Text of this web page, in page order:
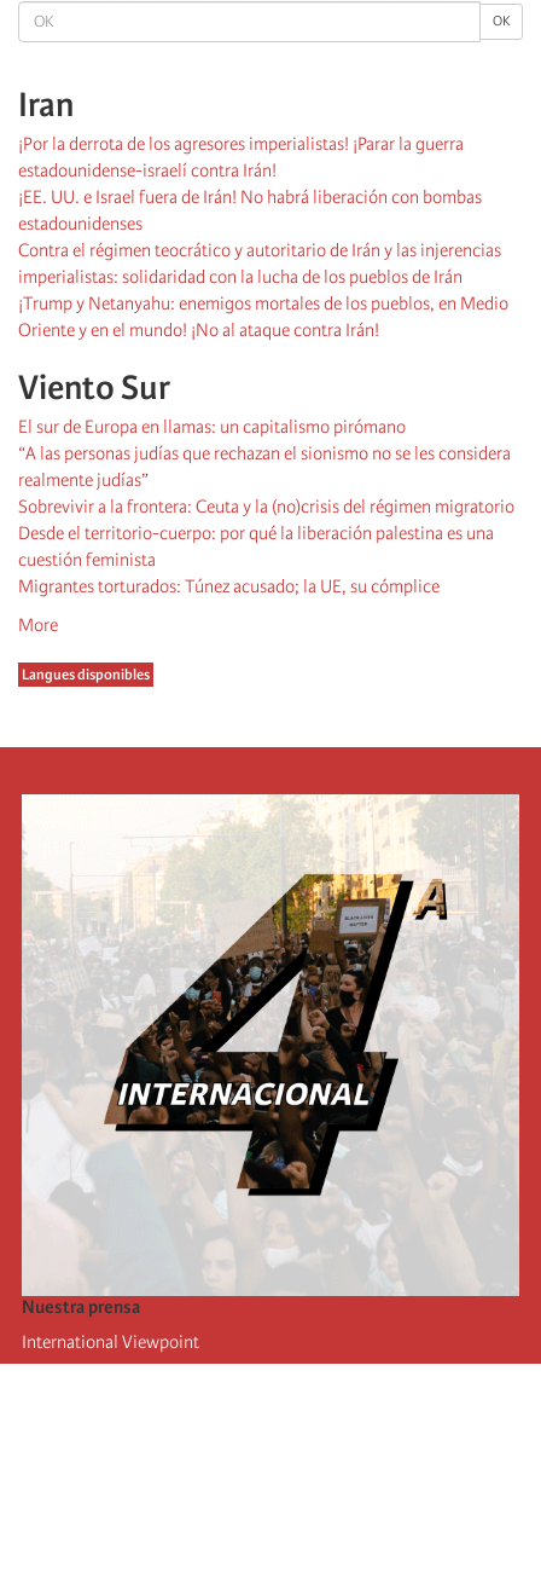
OK OK
Iran
¡Por la derrota de los agresores imperialistas! ¡Parar la guerra
estadounidense-israelí contra Irán!
¡EE. UU. e Israel fuera de Irán! No habrá liberación con bombas
estadounidenses
Contra el régimen teocrático y autoritario de Irán y las injerencias
imperialistas: solidaridad con la lucha de los pueblos de Irán
¡Trump y Netanyahu: enemigos mortales de los pueblos, en Medio
Oriente y en el mundo! ¡No al ataque contra Irán!
Viento Sur
El sur de Europa en llamas: un capitalismo pirómano
“A las personas judías que rechazan el sionismo no se les considera
realmente judías”
Sobrevivir a la frontera: Ceuta y la (no)crisis del régimen migratorio
Desde el territorio-cuerpo: por qué la liberación palestina es una
cuestión feminista
Migrantes torturados: Túnez acusado; la UE, su cómplice
More
Langues disponibles
Nuestra prensa
International Viewpoint